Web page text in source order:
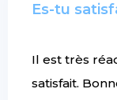
Es-tu
Il est très
satisfait.